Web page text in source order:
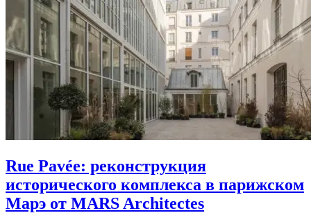
Rue Pavée: реконструкция
исторического комплекса в парижском
Марэ от MARS Architectes